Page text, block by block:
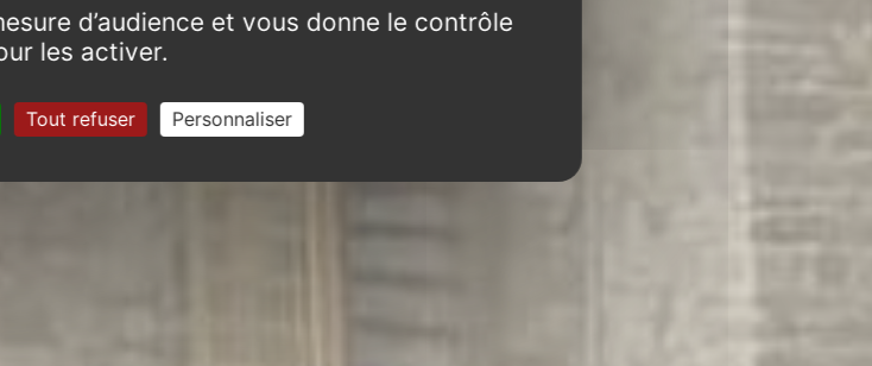
d’audience et vous donne le contrôle
les activer.
Tout refuser Personnaliser